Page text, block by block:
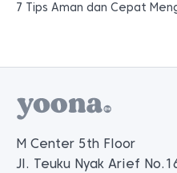
7 Tips Aman dan Cepat
M Center 5th Floor
Jl. Teuku Nyak Arief